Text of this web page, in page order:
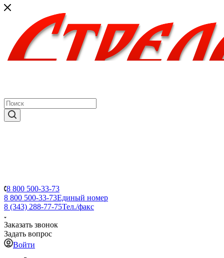
8 800 500-33-73
8 800 500-33-73Единый номер
8 (343) 288-77-75Тел./факс
Заказать звонок
Задать вопрос
Войти